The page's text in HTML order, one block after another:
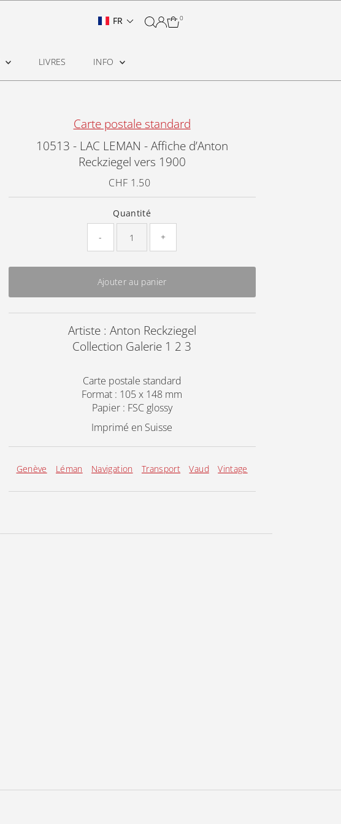
FR 0
LIVRES INFO
Carte postale standard
10513 - LAC LEMAN - Affiche d’Anton
Reckziegel vers 1900
Prix
ordinaire
CHF 1.50
Quantité
- +
Ajouter au panier
Artiste : Anton Reckziegel
Collection Galerie 1 2 3
Carte postale standard
Format : 105 x 148 mm
Papier : FSC glossy
Imprimé en Suisse
Genève Léman Navigation Transport Vaud Vintage